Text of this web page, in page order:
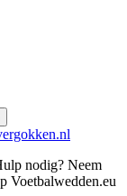
nodig? Neem
Voetbalwedden.eu